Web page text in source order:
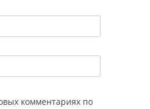
комментариях по